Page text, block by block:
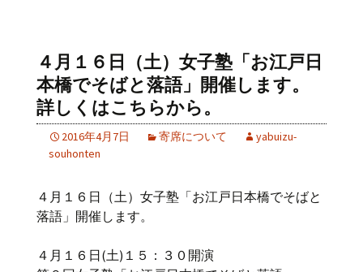
４月１６日（土）女子塾「お江戸日
本橋でそばと落語」開催します。
詳しくはこちらから。
2016年4月7日 寄席について
yabuizu-
souhonten
４月１６日（土）女子塾「お江戸日本橋でそばと
落語」開催します。
４月１６日(土)１５：３０開演